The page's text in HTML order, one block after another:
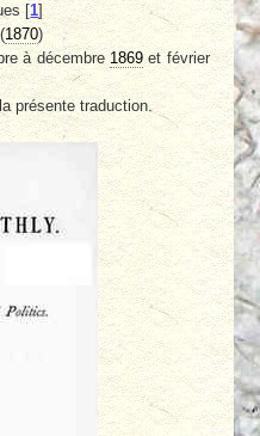
[1]
1870)
à décembre 1869et février
présente traduction.